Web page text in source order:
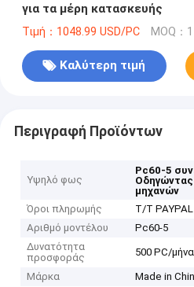
για τα μέρη κατασκευής
Τιμή：1048.99 USD/PC MOQ：
Καλύτερη τιμή
Περιγραφή Προϊόντων
Υψηλό φως
Pc60-5
μηχανών
Όροι πληρωμής
T/T
Αριθμό μοντέλου
Pc60-5
Δυνατότητα
προσφοράς
500 PC/
Μάρκα
Made in